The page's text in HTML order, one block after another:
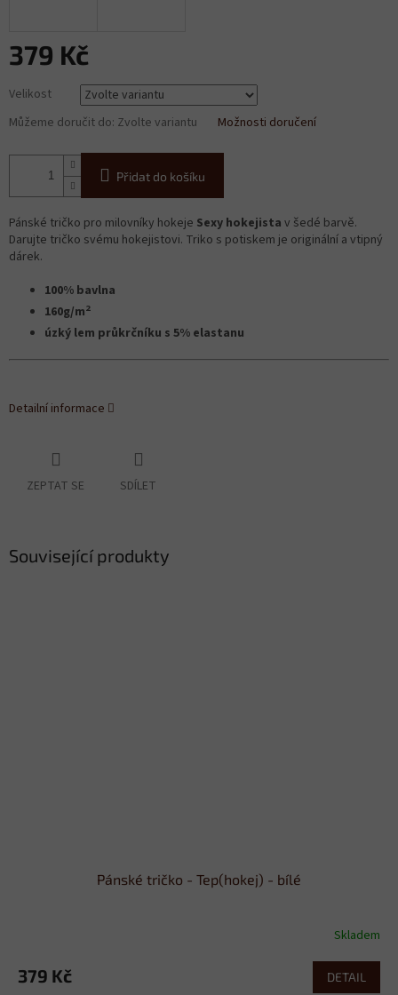
379 Kč
cena:
Velikost
Můžeme doručit do: Zvolte variantu Možnosti doručení
Přidat do košíku
Pánské tričko pro milovníky hokeje Sexy hokejista v šedé barvě.
Darujte tričko svému hokejistovi. Triko s potiskem je originální a vtipný
dárek.
100% bavlna
160g/m2
úzký lem průkrčníku s 5% elastanu
Detailní informace
ZEPTAT SE SDÍLET
Související produkty
Pánské tričko - Tep(hokej) - bílé
Skladem
379 Kč DETAIL